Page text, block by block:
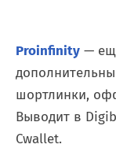
Proinfinity —
шортлинки,
Выводит в
Cwallet.